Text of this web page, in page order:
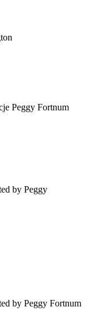
Peggy Fortnum
by Peggy
by Peggy Fortnum